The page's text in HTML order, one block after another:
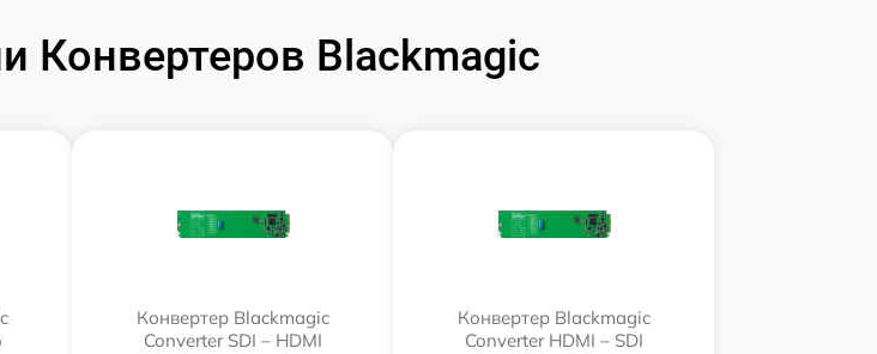
Конвертеров Blackmagic
Конвертер Blackmagic
Converter SDI – HDMI
Конвертер Blackmagic
Converter HDMI – SDI